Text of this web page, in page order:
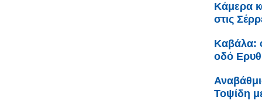
Κάμερα
στις
Καβάλα:
οδό
Τοψίδη